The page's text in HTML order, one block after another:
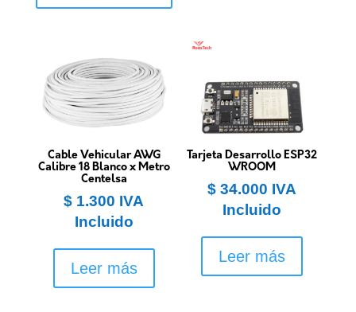
Cable Vehicular AWG
Calibre 18 Blanco x Metro
Centelsa
$ 1.300 IVA
Incluido
Leer más
Tarjeta Desarrollo ESP32
WROOM
$ 34.000 IVA
Incluido
Leer más